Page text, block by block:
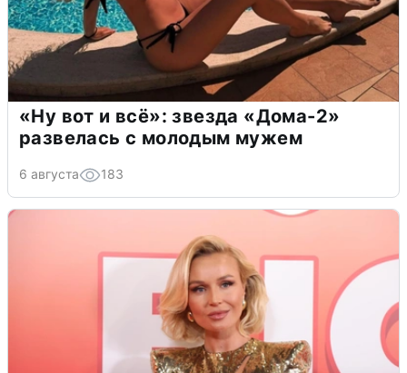
«Ну вот и всё»: звезда «Дома-2»
развелась с молодым мужем
6 августа 183